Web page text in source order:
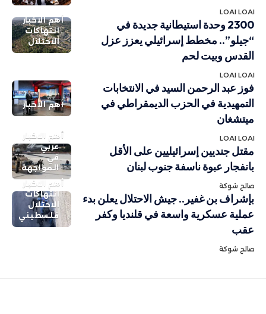
LOAI LOAI
أهم الاخبار
انتهاكات
الاحتلال
2300 وحدة استيطانية جديدة في
“جيلو”.. مخطط إسرائيلي يعزز عزل
القدس وبيت لحم
LOAI LOAI
أهم الاخبار
فوز عبد الرحمن السيد في الانتخابات
التمهيدية في الحزب الديمقراطي في
ميتشغان
LOAI LOAI
أهم الاخبار
عربي
في
المواجهة
مقتل جنديين إسرائيليين على الأقل
بانفجار عبوة ناسفة جنوب لبنان
صالح شوكة
أهم الاخبار
انتهاكات
الاحتلال
فلسطيني
بإشراف بن غفير.. جيش الاحتلال يعلن بدء
عملية عسكرية واسعة في قلنديا وكفر
عقب
صالح شوكة